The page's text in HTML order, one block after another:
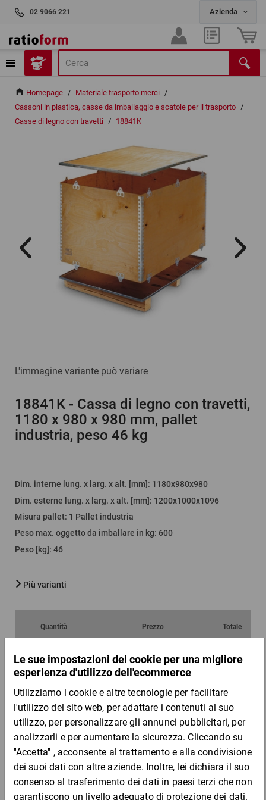
02 9066 221
Homepage / Materiale trasporto merci /
Cassoni in plastica, casse da imballaggio e scatole per il trasporto /
Casse di legno con travetti / 18841K
L'immagine variante può variare
18841K - Cassa di legno con travetti,
1180 x 980 x 980 mm, pallet
industria, peso 46 kg
Dim. interne lung. x larg. x alt. [mm] : 1180x980x980
Dim. esterne lung. x larg. x alt. [mm]: 1200x1000x1096
Misura pallet: 1 Pallet industria
Peso max. oggetto da imballare in kg: 600
Peso [kg] : 46
Più varianti
Quantità Prezzo Totale
206,96 €
Da 6
per 1 Pezzo
DESCRIZIONE DEL PRODOTTO